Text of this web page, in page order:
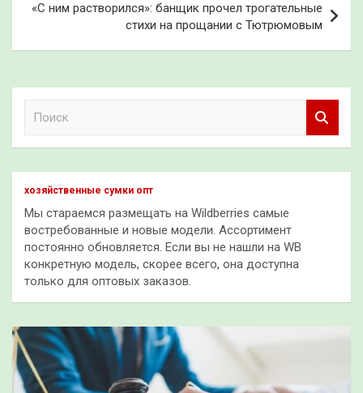
«С ним растворился»: банщик прочел трогательные
стихи на прощании с Тютрюмовым
к
хозяйственные сумки опт
Мы стараемся размещать на Wildberries самые
востребованные и новые модели. Ассортимент
постоянно обновляется. Если вы не нашли на WB
конкретную модель, скорее всего, она доступна
только для оптовых заказов.